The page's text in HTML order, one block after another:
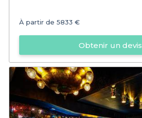
À partir de 5833 €
Obtenir un devis